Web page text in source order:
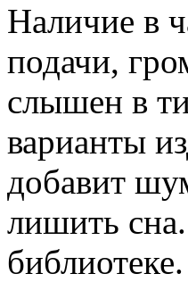
Наличие в
подачи,
слышен в
варианты
добавит
лишить
библиотеке.